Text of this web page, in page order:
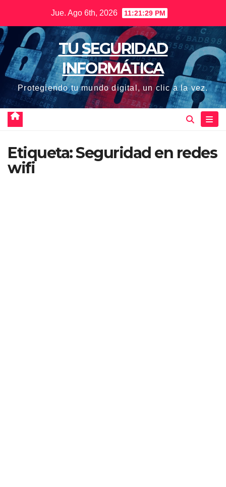
contenido
Jue. Ago 6th, 2026 11:21:29 PM
TU SEGURIDAD
INFORMÁTICA
Protegiendo tu mundo digital, un clic a la vez.
Etiqueta:Seguridad en redes
wifi